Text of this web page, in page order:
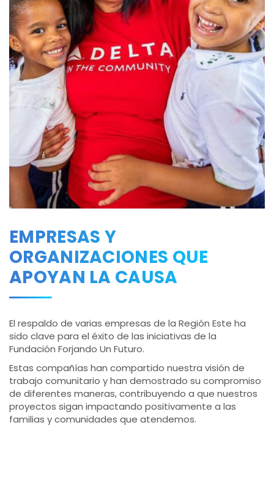
EMPRESAS Y
ORGANIZACIONES QUE
APOYAN LA CAUSA
El respaldo de varias empresas de la Región Este ha
sido clave para el éxito de las iniciativas de la
Fundación Forjando Un Futuro.
Estas compañías han compartido nuestra visión de
trabajo comunitario y han demostrado su compromiso
de diferentes maneras, contribuyendo a que nuestros
proyectos sigan impactando positivamente a las
familias y comunidades que atendemos.